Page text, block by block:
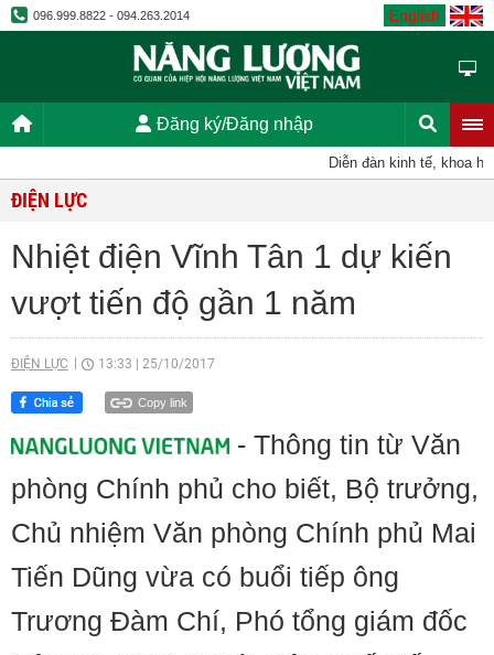
096.999.8822 - 094.263.2014 English
Đăng ký/Đăng nhập
Diễn đàn kinh tế, khoa
ĐIỆN LỰC
Nhiệt điện Vĩnh Tân 1 dự kiến
vượt tiến độ gần 1 năm
ĐIỆN LỰC 13:33 25/10/2017
Copy link
- Thông tin từ Văn
phòng Chính phủ cho biết, Bộ trưởng,
Chủ nhiệm Văn phòng Chính phủ Mai
Tiến Dũng vừa có buổi tiếp ông
Trương Đàm Chí, Phó tổng giám đốc